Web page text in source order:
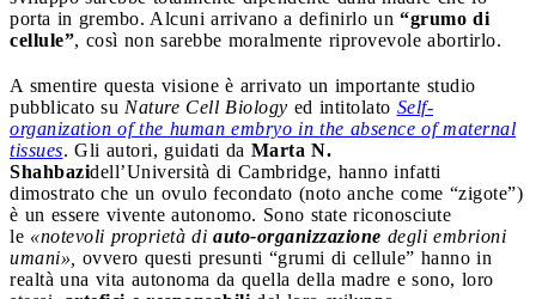
porta in grembo. Alcuni arrivano a definirlo un “grumo di
cellule”, così non sarebbe moralmente riprovevole abortirlo.
A smentire questa visione è arrivato un importante studio
pubblicato su Nature Cell Biology ed intitolato Self-
organization of the human embryo in the absence of maternal
tissues. Gli autori, guidati da Marta N.
Shahbazidell’Università di Cambridge, hanno infatti
dimostrato che un ovulo fecondato (noto anche come “zigote”)
è un essere vivente autonomo. Sono state riconosciute
le «notevoli proprietà di auto-organizzazione degli embrioni
umani», ovvero questi presunti “grumi di cellule” hanno in
realtà una vita autonoma da quella della madre e sono, loro